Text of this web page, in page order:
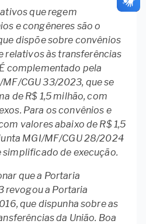
que regem
e congêneres são o
dispõe sobre convênios
relativos às transferências
complementado pela
CGU 33/2023, que se
de R$ 1,5 milhão, com
Para os convênios e
valores abaixo de R$ 1,5
MGI/MF/CGU 28/2024
de execução.
que a Portaria
revogou a Portaria
que dispunha sobre as
da União. Boa